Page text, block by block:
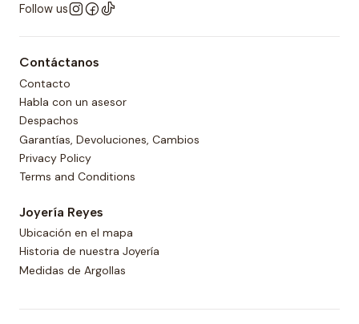
Follow us
Contáctanos
Contacto
Habla con un asesor
Despachos
Garantías, Devoluciones, Cambios
Privacy Policy
Terms and Conditions
Joyería Reyes
Ubicación en el mapa
Historia de nuestra Joyería
Medidas de Argollas